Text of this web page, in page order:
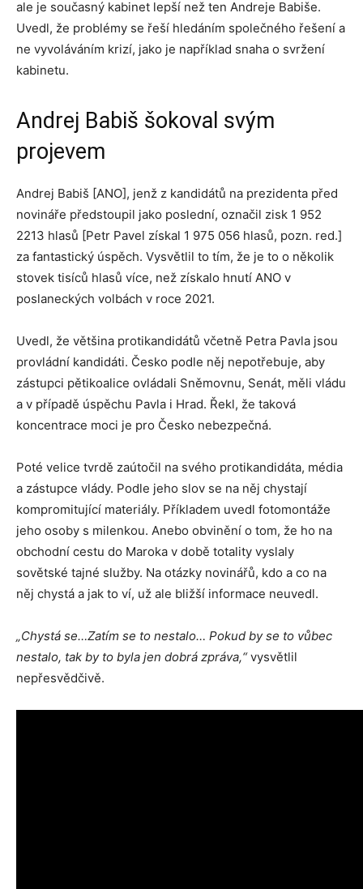
ale je současný kabinet lepší než ten Andreje Babiše.
Uvedl, že problémy se řeší hledáním společného řešení a
ne vyvoláváním krizí, jako je například snaha o svržení
kabinetu.
Andrej Babiš šokoval svým
projevem
Andrej Babiš [ANO], jenž z kandidátů na prezidenta před
novináře předstoupil jako poslední, označil zisk 1 952
2213 hlasů [Petr Pavel získal 1 975 056 hlasů, pozn. red.]
za fantastický úspěch. Vysvětlil to tím, že je to o několik
stovek tisíců hlasů více, než získalo hnutí ANO v
poslaneckých volbách v roce 2021.
Uvedl, že většina protikandidátů včetně Petra Pavla jsou
provládní kandidáti. Česko podle něj nepotřebuje, aby
zástupci pětikoalice ovládali Sněmovnu, Senát, měli vládu
a v případě úspěchu Pavla i Hrad. Řekl, že taková
koncentrace moci je pro Česko nebezpečná.
Poté velice tvrdě zaútočil na svého protikandidáta, média
a zástupce vlády. Podle jeho slov se na něj chystají
kompromitující materiály. Příkladem uvedl fotomontáže
jeho osoby s milenkou. Anebo obvinění o tom, že ho na
obchodní cestu do Maroka v době totality vyslaly
sovětské tajné služby. Na otázky novinářů, kdo a co na
něj chystá a jak to ví, už ale bližší informace neuvedl.
„Chystá se…Zatím se to nestalo… Pokud by se to vůbec
nestalo, tak by to byla jen dobrá zpráva,“vysvětlil
nepřesvědčivě.